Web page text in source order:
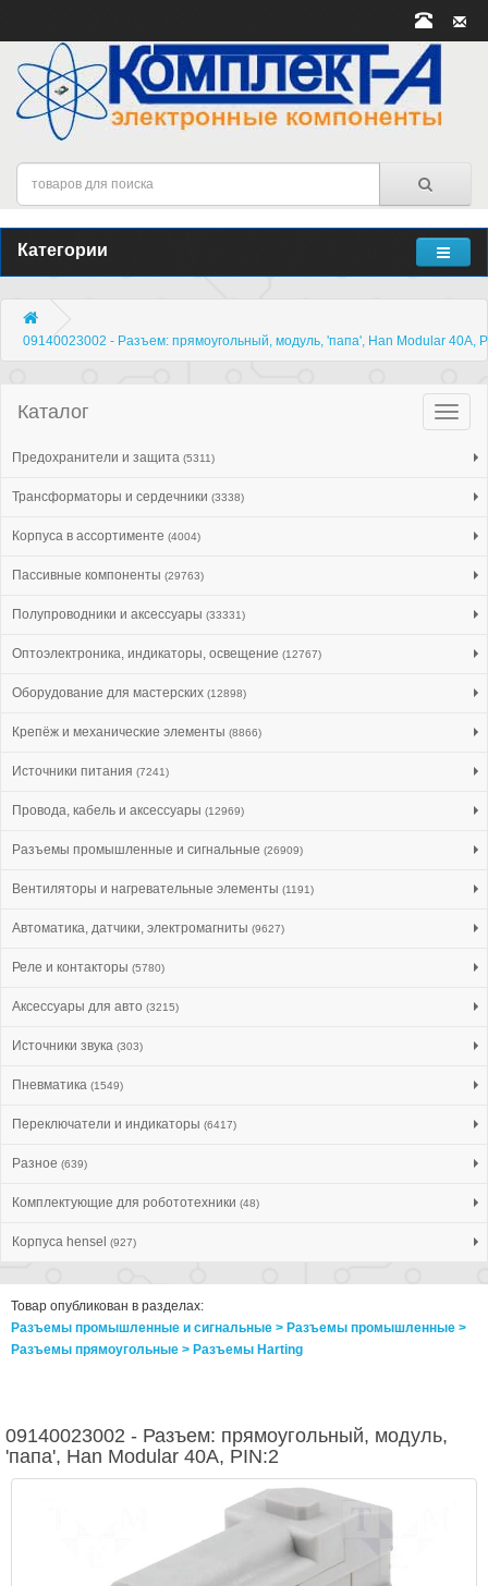
Категории
09140023002 - Разъем: прямоугольный, модуль, 'папа', Han Modular 40A,
Каталог
Предохранители и защита (5311)
Трансформаторы и сердечники (3338)
Корпуса в ассортименте (4004)
Пассивные компоненты (29763)
Полупроводники и аксессуары (33331)
Оптоэлектроника, индикаторы, освещение (12767)
Оборудование для мастерских (12898)
Крепёж и механические элементы (8866)
Источники питания (7241)
Провода, кабель и аксессуары (12969)
Разъемы промышленные и сигнальные (26909)
Вентиляторы и нагревательные элементы (1191)
Автоматика, датчики, электромагниты (9627)
Реле и контакторы (5780)
Аксессуары для авто (3215)
Источники звука (303)
Пневматика (1549)
Переключатели и индикаторы (6417)
Разное (639)
Комплектующие для робототехники (48)
Корпуса hensel (927)
Товар опубликован в разделах:
Разъемы промышленные и сигнальные > Разъeмы промышленные >
Разъeмы прямоугольные > Разъeмы Harting
09140023002 - Разъем: прямоугольный, модуль,
'папа', Han Modular 40A, PIN:2